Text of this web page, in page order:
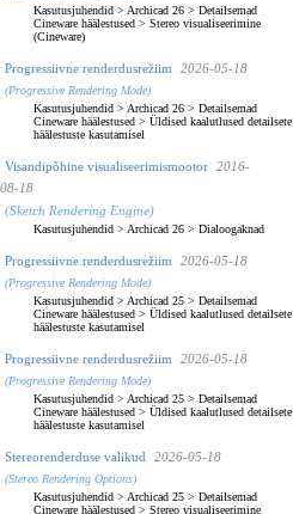
Kasutusjuhendid > Archicad 26 > Detailsemad
Cineware häälestused > Stereo visualiseerimine
(Cineware)
Progressiivne renderdusrežiim 2026-05-18
(Progressive Rendering Mode)
Kasutusjuhendid > Archicad 26 > Detailsemad
Cineware häälestused > Üldised kaalutlused detailsete
häälestuste kasutamisel
Visandipõhine visualiseerimismootor
2016-
08-18
(Sketch Rendering Engine)
Kasutusjuhendid > Archicad 26 > Dialoogaknad
Progressiivne renderdusrežiim 2026-05-18
(Progressive Rendering Mode)
Kasutusjuhendid > Archicad 25 > Detailsemad
Cineware häälestused > Üldised kaalutlused detailsete
häälestuste kasutamisel
Progressiivne renderdusrežiim 2026-05-18
(Progressive Rendering Mode)
Kasutusjuhendid > Archicad 25 > Detailsemad
Cineware häälestused > Üldised kaalutlused detailsete
häälestuste kasutamisel
Stereorenderduse valikud 2026-05-18
(Stereo Rendering Options)
Kasutusjuhendid > Archicad 25 > Detailsemad
Cineware häälestused > Stereo visualiseerimine